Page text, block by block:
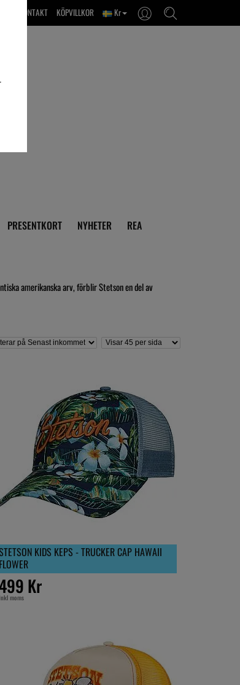
Kr
KÖPVILLKOR
OSS & KONTAKT
PRESENTKORT NYHETER REA
amerikanska arv, förblir Stetson en del av
av Amerikas mest välrenommerade företag.
KIDS KEPS - TRUCKER CAP HAWAII
FLOWER
499 Kr
moms